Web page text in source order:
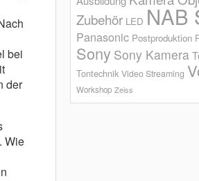
bei
der
Wie
Zubehör LED NAB
Panasonic Postproduktion
Sony Sony Kamera
Tontechnik Video Streaming
Workshop Zeiss